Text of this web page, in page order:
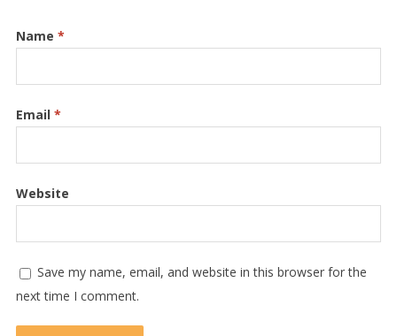
Name *
Email *
Website
Save my name, email, and website in this browser for the
next time I comment.